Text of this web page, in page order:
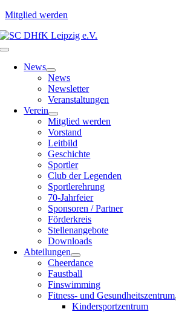
Mitglied werden
Zum
Inhalt
Toggle
NavigationNews
News
Newsletter
Veranstaltungen
Verein
Mitglied werden
Vorstand
Leitbild
Geschichte
Sportler
Club der Legenden
Sportlerehrung
70-Jahrfeier
Sponsoren / Partner
Förderkreis
Stellenangebote
Downloads
Abteilungen
Cheerdance
Faustball
Finswimming
Fitness- und Gesundheitszentrum
Kindersportzentrum